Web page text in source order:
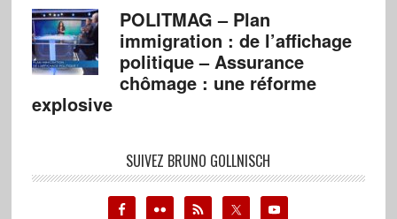
POLITMAG – Plan
immigration : de l’affichage
politique – Assurance
chômage : une réforme
explosive
SUIVEZ BRUNO GOLLNISCH